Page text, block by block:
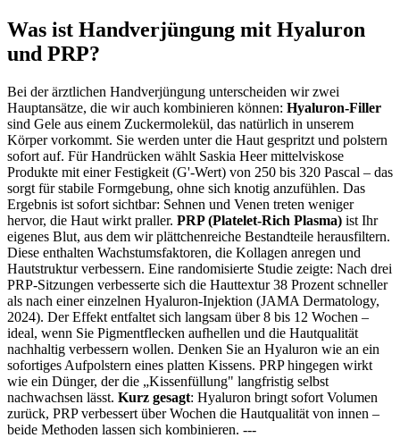
Was ist Handverjüngung mit Hyaluron
und PRP?
Bei der ärztlichen Handverjüngung unterscheiden wir zwei
Hauptansätze, die wir auch kombinieren können: Hyaluron-Filler
sind Gele aus einem Zuckermolekül, das natürlich in unserem
Körper vorkommt. Sie werden unter die Haut gespritzt und polstern
sofort auf. Für Handrücken wählt Saskia Heer mittelviskose
Produkte mit einer Festigkeit (G'-Wert) von 250 bis 320 Pascal – das
sorgt für stabile Formgebung, ohne sich knotig anzufühlen. Das
Ergebnis ist sofort sichtbar: Sehnen und Venen treten weniger
hervor, die Haut wirkt praller. PRP (Platelet-Rich Plasma) ist Ihr
eigenes Blut, aus dem wir plättchenreiche Bestandteile herausfiltern.
Diese enthalten Wachstumsfaktoren, die Kollagen anregen und
Hautstruktur verbessern. Eine randomisierte Studie zeigte: Nach drei
PRP-Sitzungen verbesserte sich die Hauttextur 38 Prozent schneller
als nach einer einzelnen Hyaluron-Injektion (JAMA Dermatology,
2024). Der Effekt entfaltet sich langsam über 8 bis 12 Wochen –
ideal, wenn Sie Pigmentflecken aufhellen und die Hautqualität
nachhaltig verbessern wollen. Denken Sie an Hyaluron wie an ein
sofortiges Aufpolstern eines platten Kissens. PRP hingegen wirkt
wie ein Dünger, der die „Kissenfüllung" langfristig selbst
nachwachsen lässt. Kurz gesagt: Hyaluron bringt sofort Volumen
zurück, PRP verbessert über Wochen die Hautqualität von innen –
beide Methoden lassen sich kombinieren. ---